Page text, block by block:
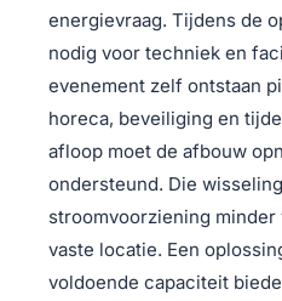
energievraag. Tijdens de
nodig voor techniek en
evenement zelf ontstaan
horeca, beveiliging en
afloop moet de afbouw
ondersteund. Die
stroomvoorziening minder
vaste locatie. Een
voldoende capaciteit